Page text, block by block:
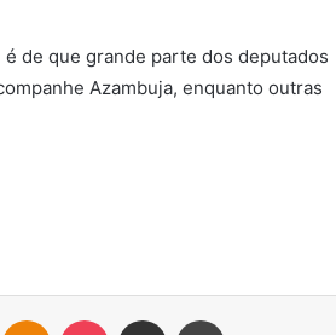
de que grande parte dos deputados
Azambuja, enquanto outras
Pocket Compartilhar via e-mail